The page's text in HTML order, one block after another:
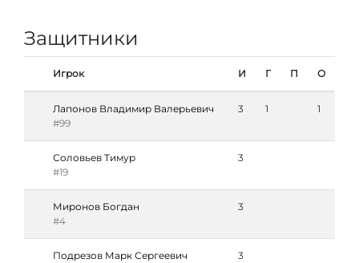
Защитники
Игрок И Г П О
Лапонов Владимир Валерьевич
#99
3 1 1
Соловьев Тимур
#19
3
Миронов Богдан
#4
3
Подрезов Марк Сергеевич
3